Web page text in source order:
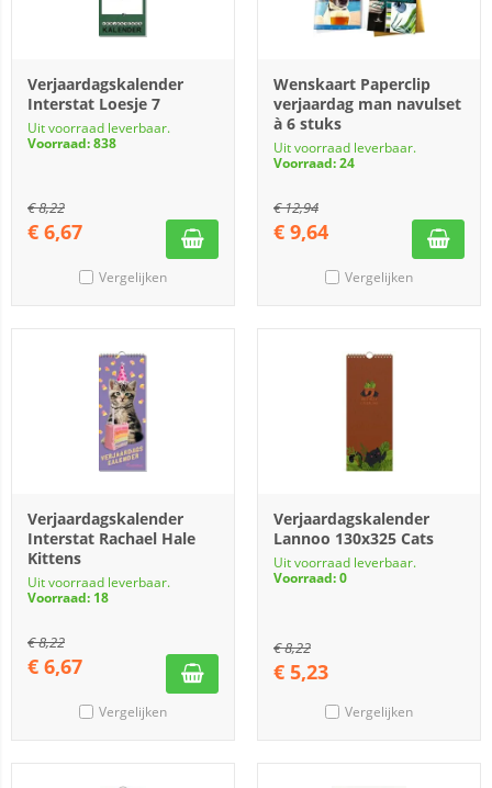
Verjaardagskalender
Interstat Loesje 7
Uit voorraad leverbaar.
Voorraad: 838
€8,22
€ 6,67
Vergelijken
Wenskaart Paperclip
verjaardag man navulset
à 6 stuks
Uit voorraad leverbaar.
Voorraad: 24
€12,94
€ 9,64
Vergelijken
Verjaardagskalender
Interstat Rachael Hale
Kittens
Uit voorraad leverbaar.
Voorraad: 18
€8,22
€ 6,67
Vergelijken
Verjaardagskalender
Lannoo 130x325 Cats
Uit voorraad leverbaar.
Voorraad: 0
€8,22
€ 5,23
Vergelijken